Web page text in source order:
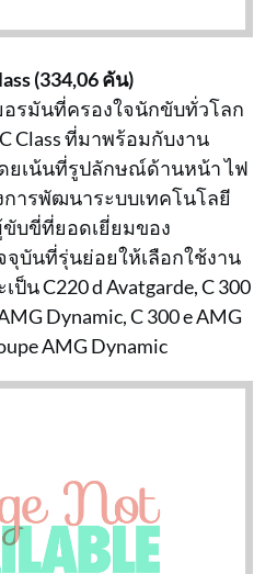
(334,06 คัน)
รมันที่ครองใจนักขับทั่วโลก
Class ที่มาพร้อมกับงาน
ยเน้นที่รูปลักษณ์ด้านหน้า ไฟ
ารพัฒนาระบบเทคโนโลยี
ขับขี่ที่ยอดเยี่ยมของ
จุบันที่รุ่นย่อยให้เลือกใช้งาน
น C220 d Avatgarde, C 300
Dynamic, C 300 e AMG
AMG Dynamic